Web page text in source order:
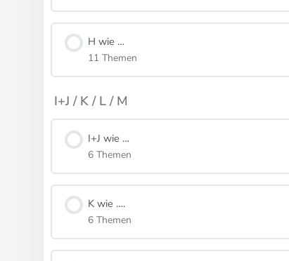
H wie …
11 Themen
I+J / K / L / M
I+J wie …
6 Themen
K wie ….
6 Themen